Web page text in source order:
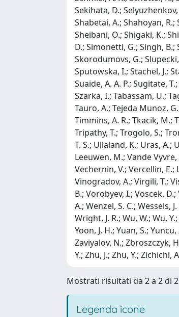
Mostrati risultati da 2 a 2 di 2
Legenda icone